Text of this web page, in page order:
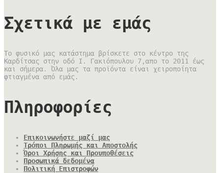
Σχετικά με εμάς
Το φυσικό μας κατάστημα βρίσκετε στο κέντρο της
Καρδίτσας στην οδό Ι. Γακιόπουλου 7,απο το 2011 έως
και σήμερα. Όλα μας τα προϊόντα είναι χειροποίητα
φτιαγμένα από εμάς.
Πληροφορίες
Επικοινωνήστε μαζί μας
Τρόποι Πληρωμής και Αποστολής
Όροι Χρήσης και Προυποθέσεις
Προσωπικά δεδομένα
Πολιτική Επιστροφών